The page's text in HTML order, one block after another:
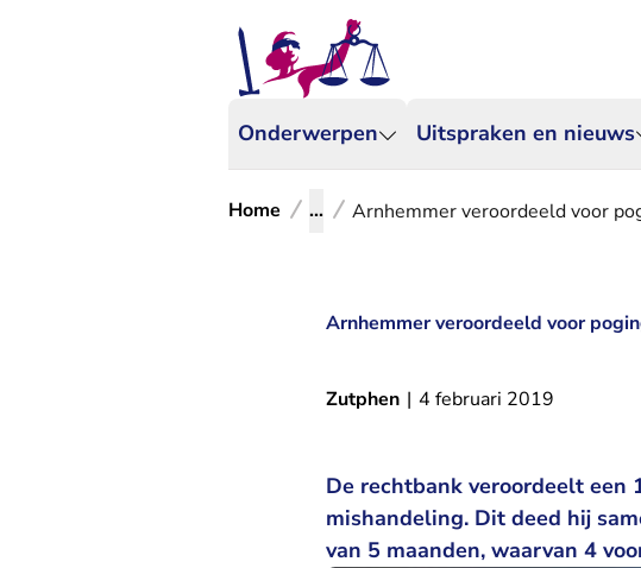
Onderwerpen Uitspraken en nieuws
Home ... Arnhemmer veroordeeld voor
Arnhemmer veroordeeld voor
Zutphen | 4 februari 2019
De rechtbank veroordeelt
mishandeling. Dit deed hij
van 5 maanden, waarvan 4